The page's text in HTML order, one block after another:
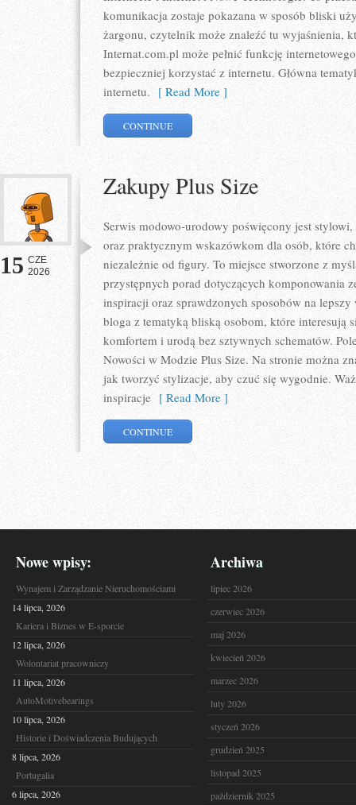
komunikacja zostaje pokazana w sposób bliski
żargonu, czytelnik może znaleźć tu wyjaśnienia,
Internat.com.pl może pełnić funkcję
bezpieczniej korzystać z internetu. Główna
internetu. [ Read More ]
CONTINUE
15 CZE
2026
Zakupy Plus Size
Serwis modowo-urodowy poświęcony jest
oraz praktycznym wskazówkom dla osób, które
niezależnie od figury. To miejsce stworzone z
przystępnych porad dotyczących komponowania
inspiracji oraz sprawdzonych sposobów na
bloga z tematyką bliską osobom, które interesują
komfortem i urodą bez sztywnych schematów.
Nowości w Modzie Plus Size. Na stronie można
jak tworzyć stylizacje, aby czuć się wygodnie.
inspiracje [ Read More ]
CONTINUE
Nowe wpisy:
Wynajem i Zarządzanie Nieruchomościami
14 lipca, 2026
Kariera i Biznes w E-sporcie
12 lipca, 2026
Wolontariat pracowniczy
11 lipca, 2026
AutoMotivebearings
10 lipca, 2026
Historie i Doświadczenia Budujących
8 lipca, 2026
Portugalia
6 lipca, 2026
Archiwa
lipiec 2026
czerwiec 2026
maj 2026
kwiecień 2026
marzec 2026
luty 2026
styczeń 2026
grudzień 2025
listopad 2025
październik 2025